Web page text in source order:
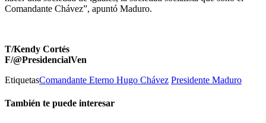
Comandante Chávez”, apuntó Maduro.
T/Kendy Cortés
F/@PresidencialVen
EtiquetasComandante Eterno Hugo Chávez Presidente Maduro
También te puede interesar